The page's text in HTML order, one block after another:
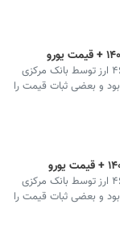
نرخ ارز در صرافی ملی و نرخ رسمی ۴۶ ارز توسط بانک مرکزی
و بعضی ثبات قیمت را
نرخ ارز در صرافی ملی و نرخ رسمی ۴۶ ارز توسط بانک مرکزی
و بعضی ثبات قیمت را